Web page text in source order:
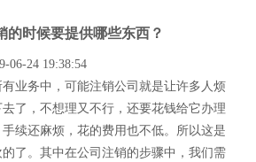
的时候要提供哪些东西？
06-24 19:38:54
务中，可能注销公司就是让许多人烦
了，不想理又不行，还要花钱给它办理
续还麻烦，花的费用也不低。所以这是
了。其中在公司注销的步骤中，我们需